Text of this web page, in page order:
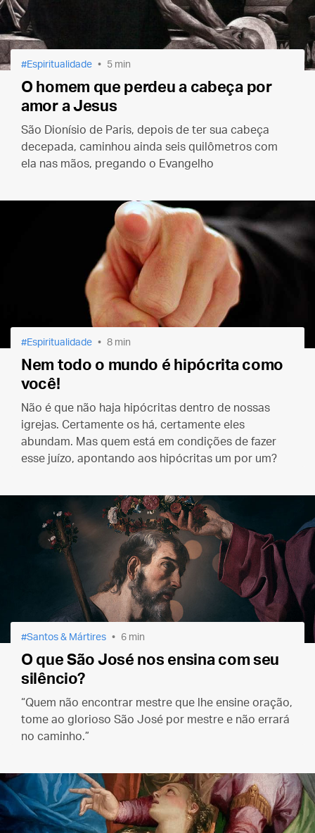
Espiritualidade 5 min
O homem que perdeu a cabeça por
amor a Jesus
São Dionísio de Paris, depois de ter sua cabeça
decepada, caminhou ainda seis quilômetros com
ela nas mãos, pregando o Evangelho
Espiritualidade 8 min
Nem todo o mundo é hipócrita como
você!
Não é que não haja hipócritas dentro de nossas
igrejas. Certamente os há, certamente eles
abundam. Mas quem está em condições de fazer
esse juízo, apontando aos hipócritas um por um?
Santos & Mártires 6 min
O que São José nos ensina com seu
silêncio?
“Quem não encontrar mestre que lhe ensine oração,
tome ao glorioso São José por mestre e não errará
no caminho.”